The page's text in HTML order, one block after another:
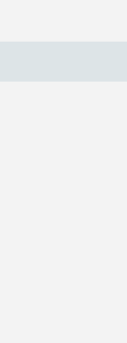
dass
größeren
lassen. Die EU